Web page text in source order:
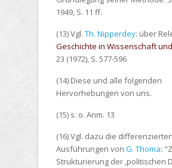
1949, S. 11 ff.
(13) Vgl. Th. Nipperdey: über
Geschichte in Wissenschaft
23 (1972), S. 577-596
(14) Diese und alle folgenden
Hervorhebungen von uns.
(15) s. o. Anm. 13
(16) Vgl. dazu die differenzierten
Ausführungen von G. Thoma:
Strukturierung der ,politischen